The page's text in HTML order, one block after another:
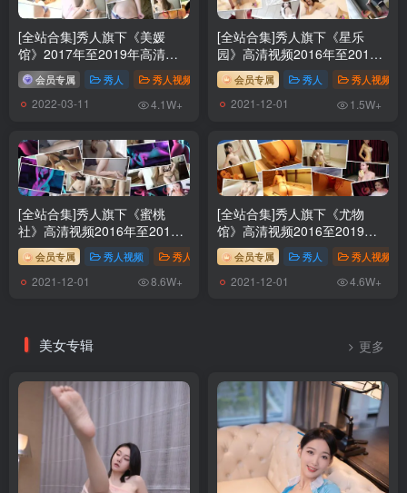
[全站合集]秀人旗下《美媛
馆》2017年至2019年高清视
频80套，大小66.3G
会员专属 秀人 秀人视频 # 视频 # MyGirl美媛馆 # 美媛馆视频
2022-03-11 4.1W+
[全站合集]秀人旗下《星乐
园》高清视频2016年至2017
年全3套
会员专属 秀人 秀人视频
2021-12-01 1.5W+
[全站合集]秀人旗下《蜜桃
社》高清视频2016年至2019
年全12套
会员专属 秀人视频 秀人 # 视频 # XIUREN秀人 # MiiTao蜜桃社
2021-12-01 8.6W+
[全站合集]秀人旗下《尤物
馆》高清视频2016至2019年
25套会员专属 秀人 秀人视频
2021-12-01 4.6W+
美女专辑 更多